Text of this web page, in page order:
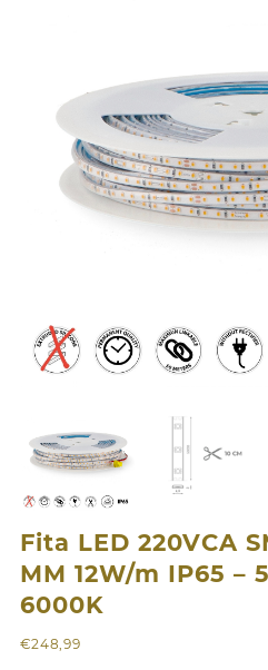
Fita LED 220VCA
MM 12W/m IP65 –
6000K
€248,99